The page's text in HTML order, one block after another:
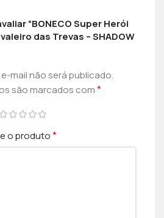
“BONECO Super Herói
das Trevas – SHADOW
mail não será publicado.
são marcados com*
o produto*